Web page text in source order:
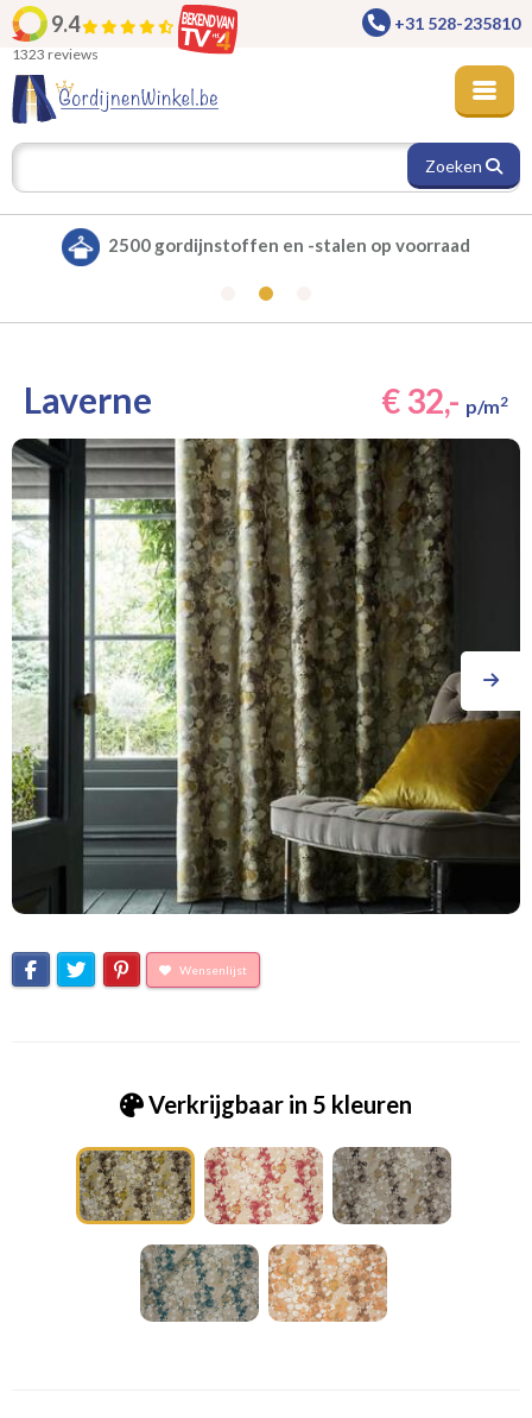
9.4
1323 reviews
+31 528-235810
Zoeken
Alle gordijnen verduisterend leverbaar
Laverne € 32,- p/m2
Wensenlijst
Verkrijgbaar in 5 kleuren